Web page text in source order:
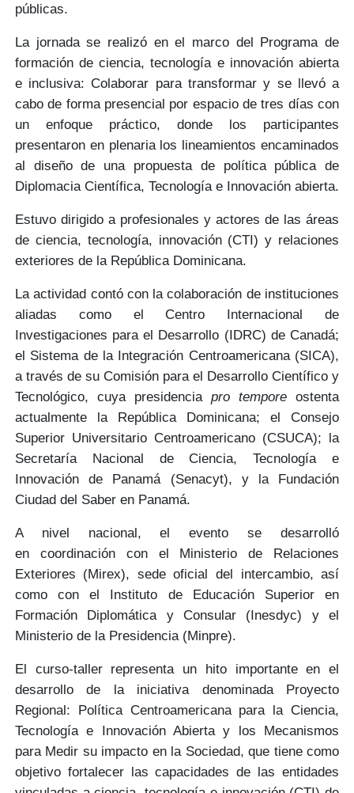
públicas.
La jornada se realizó en el marco del Programa de
formación de ciencia, tecnología e innovación abierta
e inclusiva: Colaborar para transformar y se llevó a
cabo de forma presencial por espacio detres días con
un enfoque práctico, donde los participantes
presentaron en plenaria los lineamientos encaminados
al diseño de una propuestade política pública de
Diplomacia Científica, Tecnología e Innovación abierta.
Estuvo dirigido a profesionales y actores de las áreas
de ciencia, tecnología, innovación (CTI) y relaciones
exteriores de la República Dominicana.
La actividad contó con la colaboración de instituciones
aliadas como el Centro Internacional de
Investigaciones para el Desarrollo (IDRC) de Canadá;
el Sistema de la Integración Centroamericana (SICA),
a través de su Comisión para el Desarrollo Científico y
Tecnológico, cuya presidencia pro tempore ostenta
actualmente la República Dominicana; el Consejo
Superior Universitario Centroamericano (CSUCA); la
Secretaría Nacional de Ciencia, Tecnología e
Innovación de Panamá (Senacyt), y la Fundación
Ciudad del Saberen Panamá.
A nivel nacional, el evento se desarrolló
en coordinacióncon el Ministerio de Relaciones
Exteriores (Mirex), sede oficial del intercambio, así
como con el Instituto de Educación Superior en
Formación Diplomática y Consular (Inesdyc) y el
Ministerio de la Presidencia (Minpre).
El curso-taller representa un hito importante en el
desarrollo de la iniciativa denominada Proyecto
Regional: Política Centroamericana para la Ciencia,
Tecnología e Innovación Abierta y los Mecanismos
para Medir su impacto en la Sociedad, que tiene como
objetivo fortalecer las capacidades de las entidades